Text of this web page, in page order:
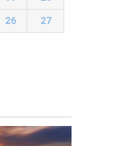
26 27